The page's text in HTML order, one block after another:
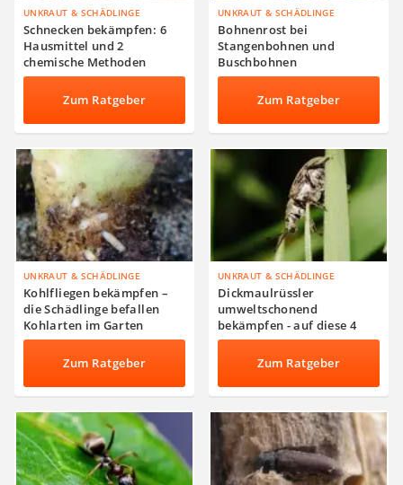
UNKRAUT & SCHÄDLINGE
Schnecken bekämpfen: 6
Hausmittel und 2
chemische Methoden
Zum Ratgeber
UNKRAUT & SCHÄDLINGE
Bohnenrost bei
Stangenbohnen und
Buschbohnen
Zum Ratgeber
UNKRAUT & SCHÄDLINGE
Kohlfliegen bekämpfen –
die Schädlinge befallen
Kohlarten im Garten
Zum Ratgeber
UNKRAUT & SCHÄDLINGE
Dickmaulrüssler
umweltschonend
bekämpfen - auf diese 4
Faktoren kommt es an
Zum Ratgeber